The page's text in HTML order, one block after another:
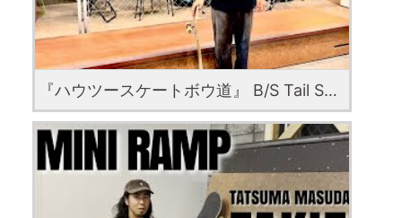
『ハウツースケートボウ道』 B/S Tail Slide by Kaiki koga